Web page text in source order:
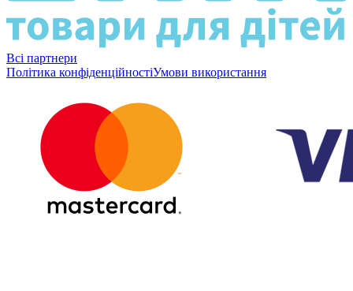
Всі партнери
Політика конфіденційностіУмови використання